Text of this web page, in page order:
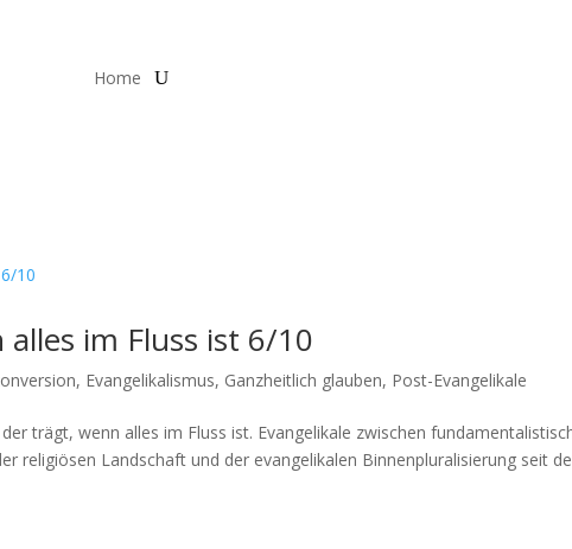
Home
im Fluss ist 6/10
, Evangelikalismus, Ganzheitlich glauben, Post-Evangelikale
trägt, wenn alles im Fluss ist. Evan­ge­likale zwis­chen
religiösen Land­schaft und der evan­ge­likalen Bin­nen­plu­ral­isierung seit